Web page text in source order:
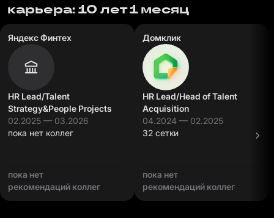
карьера: 10 лет 1 месяц
Яндекс Финтех
HR Lead/Talent
Strategy&People Projects
02.2025 — 03.2026
пока нет коллег
пока нет
рекомендаций коллег
Домклик
HR Lead/Head of Talent
Acquisition
04.2024 — 02.2025
32 сетки
пока нет
рекомендаций коллег